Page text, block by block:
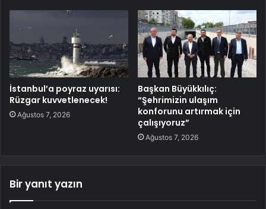
İstanbul’a poyraz uyarısı:
Rüzgar kuvvetlenecek!
Ağustos 7, 2026
Başkan Büyükkılıç:
“Şehrimizin ulaşım
konforunu artırmak için
çalışıyoruz”
Ağustos 7, 2026
Bir yanıt yazın